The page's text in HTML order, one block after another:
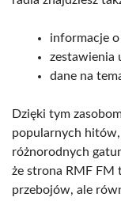
informacje
zestawienia
dane na
Dzięki tym
popularnych
różnorodnych
że strona RMF FM
przebojów, ale